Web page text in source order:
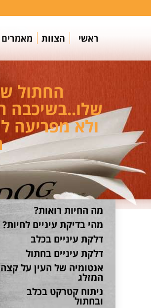
ראשי הצוות מאמרים
החתול
שלו..בשיכבה
ולא מפריעה
מה החיות רואות?
מהי בדיקת עיניים לחיות?
דלקת עיניים בכלב
דלקת עיניים בחתול
אנטומיה של העין על קצה
המזלג
ניתוח קטרקט בכלב
ובחתול